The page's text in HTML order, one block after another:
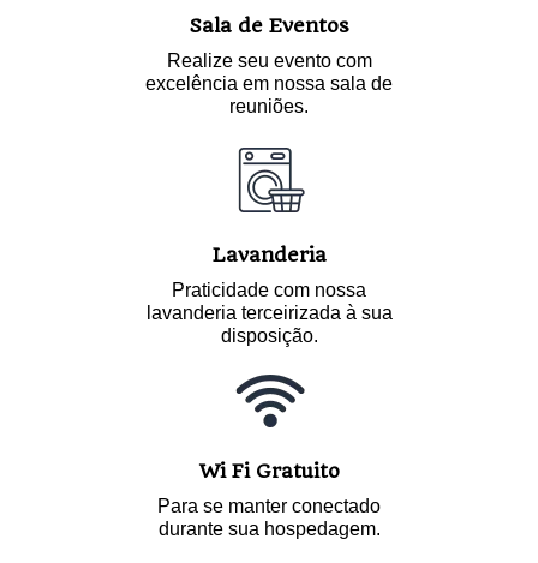
Sala de Eventos
Realize seu evento com
excelência em nossa sala de
reuniões.
Lavanderia
Praticidade com nossa
lavanderia terceirizada à sua
disposição.
Wi Fi Gratuito
Para se manter conectado
durante sua hospedagem.